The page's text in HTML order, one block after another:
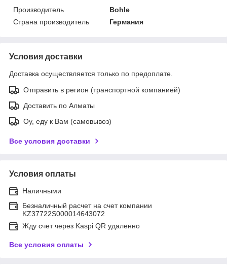
Производитель
Bohle
Страна производитель
Германия
Условия доставки
Доставка осуществляется только по предоплате.
Отправить в регион (транспортной компанией)
Доставить по Алматы
Оу, еду к Вам (самовывоз)
Все условия доставки
Условия оплаты
Наличными
Безналичный расчет на счет компании
KZ37722S000014643072
Жду счет через Kaspi QR удаленно
Все условия оплаты